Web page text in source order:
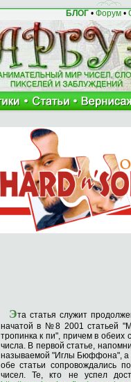
БЛОГ• Форум•
Эта статья служит
начатой в №8 2001 статьей
тропинка к пи", причем в обеих
числа. В первой статье,
называемой "Иглы Бюффона", а
обе статьи сопровождались
чисел. Те, кто не успел